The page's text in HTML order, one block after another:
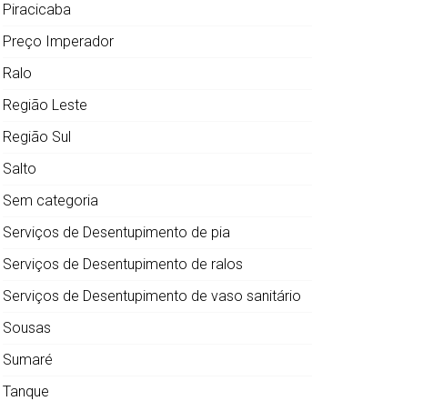
Piracicaba
Preço Imperador
Ralo
Região Leste
Região Sul
Salto
Sem categoria
Serviços de Desentupimento de pia
Serviços de Desentupimento de ralos
Serviços de Desentupimento de vaso sanitário
Sousas
Sumaré
Tanque